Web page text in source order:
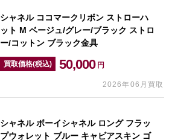
シャネル ココマークリボン ストローハ
ット M ベージュ/グレー/ブラック ストロ
ー/コットン ブラック金具
買取価格(税込) 50,000 円
2026年06月買取
シャネル ボーイシャネル ロング フラッ
プウォレット ブルー キャビアスキン ゴ